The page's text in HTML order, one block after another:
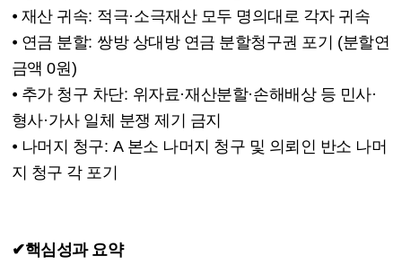
⦁ 재산 귀속: 적극·소극재산 모두 명의대로 각자 귀속
⦁ 연금 분할: 쌍방 상대방 연금 분할청구권 포기 (분할연
금액0원)
⦁ 추가 청구 차단: 위자료 ·재산분할·손해배상 등 민사·
형사·가사 일체 분쟁 제기 금지
⦁ 나머지 청구: A 본소 나머지 청구 및 의뢰인 반소 나머
지 청구 각 포기
✔핵심성과 요약